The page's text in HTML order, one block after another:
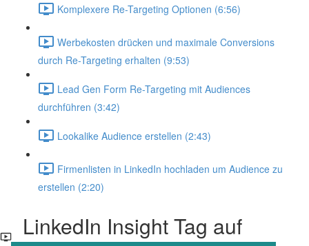
Komplexere Re-Targeting Optionen (6:56)
Werbekosten drücken und maximale Conversions
durch Re-Targeting erhalten (9:53)
Lead Gen Form Re-Targeting mit Audiences
durchführen (3:42)
Lookalike Audience erstellen (2:43)
Firmenlisten in LinkedIn hochladen um Audience zu
erstellen (2:20)
LinkedIn Insight Tag auf